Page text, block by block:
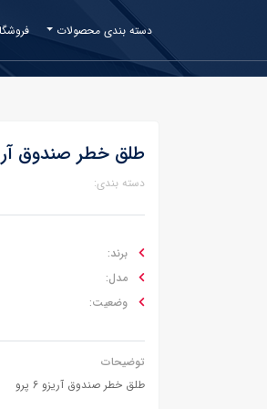
دسته بندی محصولات
طلق خطر صندوق آریزو
دسته بندی:
برند:
مدل:
وضعیت:
توضیحات
طلق خطر صندوق آریزو 6 پرو